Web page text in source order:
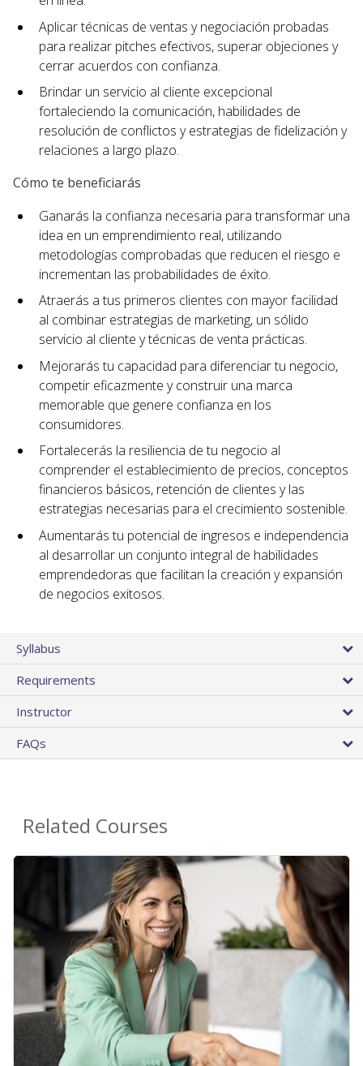
Aplicar técnicas de ventas y negociación probadas
para realizar pitches efectivos, superar objeciones y
cerrar acuerdos con confianza.
Brindar un servicio al cliente excepcional
fortaleciendo la comunicación, habilidades de
resolución de conflictos y estrategias de fidelización y
relaciones a largo plazo.
Cómo te beneficiarás
Ganarás la confianza necesaria para transformar una
idea en un emprendimiento real, utilizando
metodologías comprobadas que reducen el riesgo e
incrementan las probabilidades de éxito.
Atraerás a tus primeros clientes con mayor facilidad
al combinar estrategias de marketing, un sólido
servicio al cliente y técnicas de venta prácticas.
Mejorarás tu capacidad para diferenciar tu negocio,
competir eficazmente y construir una marca
memorable que genere confianza en los
consumidores.
Fortalecerás la resiliencia de tu negocio al
comprender el establecimiento de precios, conceptos
financieros básicos, retención de clientes y las
estrategias necesarias para el crecimiento sostenible.
Aumentarás tu potencial de ingresos e independencia
al desarrollar un conjunto integral de habilidades
emprendedoras que facilitan la creación y expansión
de negocios exitosos.
Syllabus
Requirements
Instructor
FAQs
Related Courses